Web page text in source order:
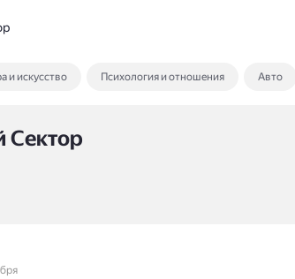
и искусство Психология и отношения Авто
Сектор